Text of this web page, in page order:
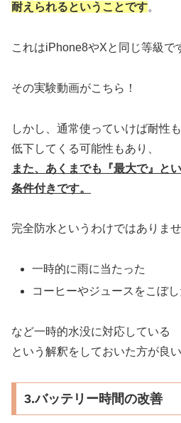
耐えられるということです。
これはiPhone8やXと同じ等級で
その実験動画がこちら！
しかし、通常使っていけば耐性も
低下してくる可能性もあり、
また、あくまでも『最大で』と
条件付きです。
完全防水というわけではありませ
一時的に雨に当たった
コーヒーやジュースをこぼし
など一時的水没に対応している
という解釈をしておいた方が良い
3.バッテリー時間の改善